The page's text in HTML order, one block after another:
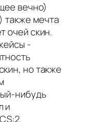
вечно)
также мечта
очей скин.
-
но также
нибудь
и